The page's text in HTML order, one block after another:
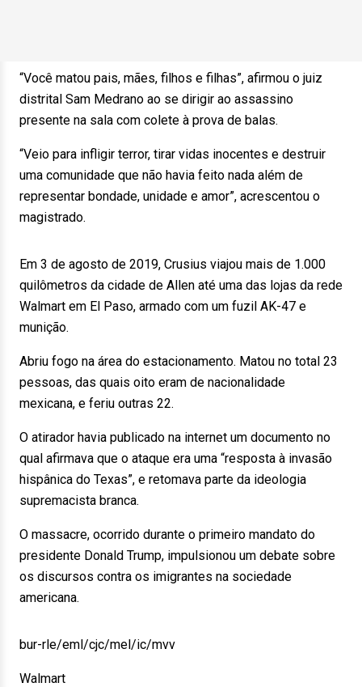
“Você matou pais, mães, filhos e filhas”, afirmou o juiz
distrital Sam Medrano ao se dirigir ao assassino
presente na sala com colete à prova de balas.
“Veio para infligir terror, tirar vidas inocentes e destruir
uma comunidade que não havia feito nada além de
representar bondade, unidade e amor”, acrescentou o
magistrado.
Em 3 de agosto de 2019, Crusius viajou mais de 1.000
quilômetros da cidade de Allen até uma das lojas da rede
Walmart em El Paso, armado com um fuzil AK-47 e
munição.
Abriu fogo na área do estacionamento. Matou no total 23
pessoas, das quais oito eram de nacionalidade
mexicana, e feriu outras 22.
O atirador havia publicado na internet um documento no
qual afirmava que o ataque era uma “resposta à invasão
hispânica do Texas”, e retomava parte da ideologia
supremacista branca.
O massacre, ocorrido durante o primeiro mandato do
presidente Donald Trump, impulsionou um debate sobre
os discursos contra os imigrantes na sociedade
americana.
bur-rle/eml/cjc/mel/ic/mvv
Walmart